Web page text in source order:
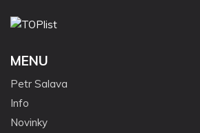
MENU
Petr Salava
Info
Novinky